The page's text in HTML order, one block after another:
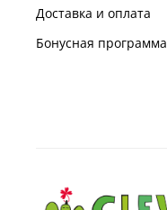
Доставка и оплата
Бонусная программа